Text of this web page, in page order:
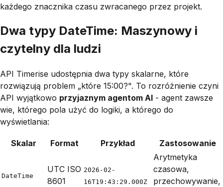
każdego znacznika czasu zwracanego przez projekt.
Dwa typy DateTime: Maszynowy i
czytelny dla ludzi
API Timerise udostępnia dwa typy skalarne, które
rozwiązują problem „które 15:00?". To rozróżnienie czyni
API wyjątkowo przyjaznym agentom AI - agent zawsze
wie, którego pola użyć do logiki, a którego do
wyświetlania:
Skalar Format Przykład Zastosowanie
DateTime
UTC ISO
8601
2026-02-
16T19:43:29.000Z
Arytmetyka
czasowa,
przechowywanie,